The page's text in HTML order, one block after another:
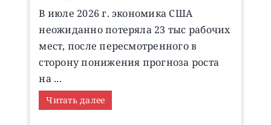
В июле 2026 г. экономика США
неожиданно потеряла 23 тыс рабочих
мест, после пересмотренного в
сторону понижения прогноза роста
на ...
Читать далее